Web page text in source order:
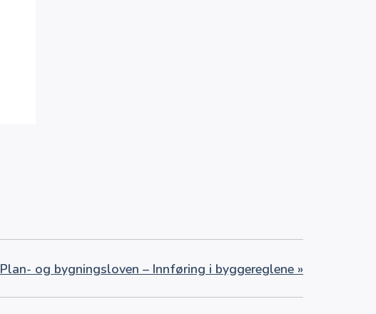
Plan- og bygningsloven – Innføring i byggereglene »